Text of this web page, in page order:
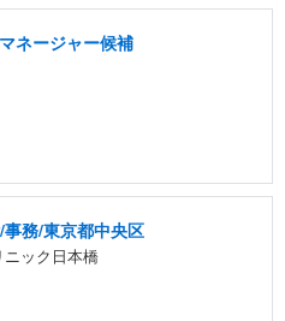
ネージャー候補
務/東京都中央区
ック日本橋